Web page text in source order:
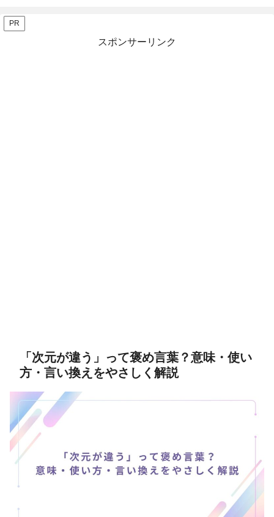
PR
スポンサーリンク
「次元が違う」って褒め言葉？意味・使い
方・言い換えをやさしく解説